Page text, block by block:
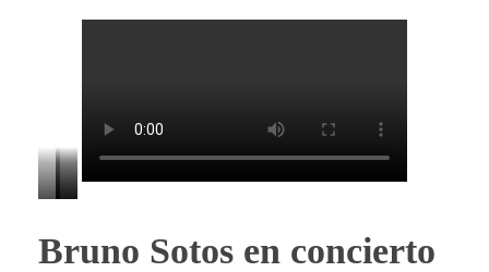
a
Bruno Sotos en concierto